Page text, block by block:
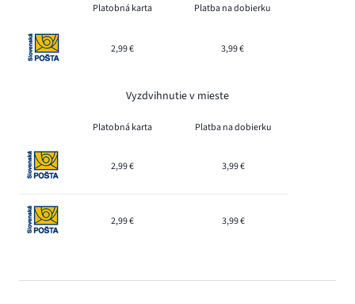
Platobná karta Platba na dobierku
2,99 € 3,99 €
Vyzdvihnutie v mieste
Platobná karta Platba na dobierku
2,99 € 3,99 €
2,99 € 3,99 €